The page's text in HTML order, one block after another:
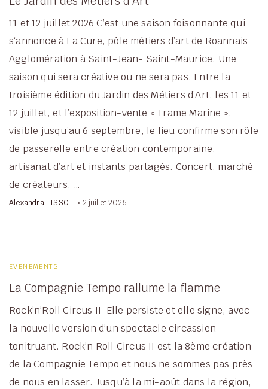
11 et 12 juillet 2026 C’est une saison foisonnante qui
s‘annonce à La Cure, pôle métiers d’art de Roannais
Agglomération à Saint-Jean- Saint-Maurice. Une
saison qui sera créative ou ne sera pas. Entre la
troisième édition du Jardin des Métiers d’Art, les 11 et
12 juillet, et l’exposition-vente « Trame Marine »,
visible jusqu’au 6 septembre, le lieu confirme son rôle
de passerelle entre création contemporaine,
artisanat d’art et instants partagés. Concert, marché
de créateurs, …
Alexandra TISSOT 2 juillet 2026
EVENEMENTS
La Compagnie Tempo rallume la flamme
Rock’n’Roll Circus II Elle persiste et elle signe, avec
la nouvelle version d’un spectacle circassien
tonitruant. Rock’n Roll Circus II est la 8ème création
de la Compagnie Tempo et nous ne sommes pas près
de nous en lasser. Jusqu’à la mi-août dans la région,